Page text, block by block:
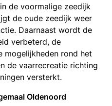
de voormalige zeedijk
de oude zeedijk weer
Daarnaast wordt de
verbeterd, de
mogelijkheden rond het
de vaarrecreatie richting
versterkt.
Oldenoord